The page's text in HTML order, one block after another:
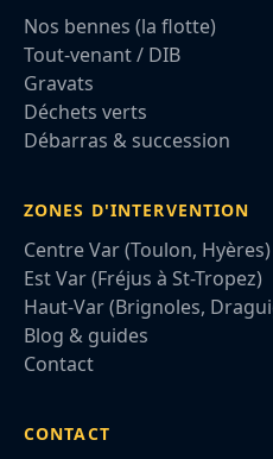
Nos bennes (la flotte)
Tout-venant / DIB
Gravats
Déchets verts
Débarras & succession
ZONES D'INTERVENTION
Centre Var (Toulon, Hyères)
Est Var (Fréjus à St-Tropez)
Haut-Var (Brignoles,
Blog & guides
Contact
CONTACT